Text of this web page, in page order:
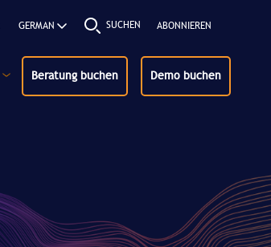
SUCHEN ABONNIEREN
Beratung buchen Demo buchen